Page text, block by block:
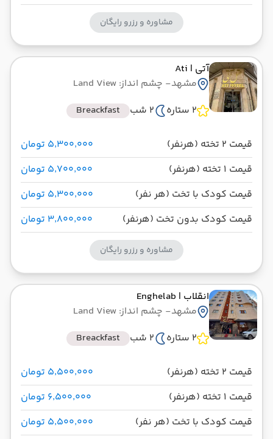
مشاوره و رزرو رایگان
آتی | Ati
مشهد- چشم انداز: Land View
2 ستاره
2 شب Breackfast
قیمت 2 تخته (هرنفر)
۵٬۳۰۰٬۰۰۰ تومان
قیمت 1 تخته (هرنفر)
۵٬۷۰۰٬۰۰۰ تومان
قیمت کودک با تخت (هر نفر)
۵٬۳۰۰٬۰۰۰ تومان
قیمت کودک بدون تخت (هرنفر)
۳٬۸۰۰٬۰۰۰ تومان
مشاوره و رزرو رایگان
انقلاب | Enghelab
مشهد- چشم انداز: Land View
2 ستاره
2 شب Breackfast
قیمت 2 تخته (هرنفر)
۵٬۵۰۰٬۰۰۰ تومان
قیمت 1 تخته (هرنفر)
۶٬۵۰۰٬۰۰۰ تومان
قیمت کودک با تخت (هر نفر)
۵٬۵۰۰٬۰۰۰ تومان